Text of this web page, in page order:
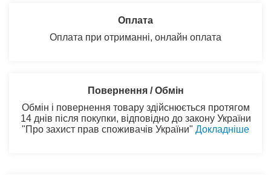
Оплата
Оплата при отриманні, онлайн оплата
Повернення / Обмін
Обмін і повернення товару здійснюється протягом
14 днів після покупки, відповідно до закону України
"Про захист прав споживачів України" Докладніше